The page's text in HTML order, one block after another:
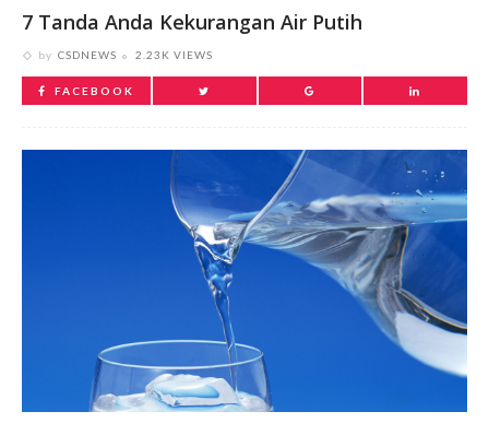
7 Tanda Anda Kekurangan Air Putih
by CSDNEWS 2.23K VIEWS
FACEBOOK